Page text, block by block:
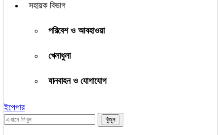
সহায়ক বিভাগ
পরিবেশ ও আবহাওয়া
খেলাধুলা
যানবাহন ও যোগাযোগ
ইপেপার